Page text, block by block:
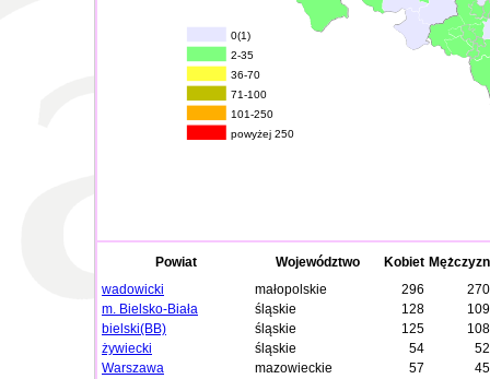
0(1)
2-35
36-70
71-100
101-250
powyżej 250
Powiat Województwo Kobiet Mężczyzn
wadowicki
małopolskie 296
270
m. Bielsko-Biała
śląskie 128
109
bielski(BB)
śląskie 125
108
żywiecki
śląskie 54
52
Warszawa
mazowieckie 57
45